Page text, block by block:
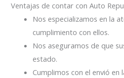
Ventajas de contar con Auto
Nos especializamos en la
cumplimiento con ellos.
Nos aseguramos de que
estado.
Cumplimos con el envió en